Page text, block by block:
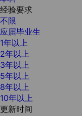
经验要求
不限
应届毕业生
1年以上
2年以上
3年以上
5年以上
8年以上
10年以上
更新时间